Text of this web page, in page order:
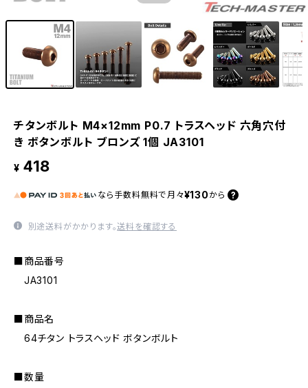
チタンボルト M4×12mm P0.7 トラスヘッド 六角穴付
き ボタンボルト ブロンズ 1個 JA3101
¥ 418
なら 手数料無料で 月々¥130 から
別途送料がかかります。送料を確認する
■商品番号
JA3101
■商品名
64チタン トラスヘッド ボタンボルト
■数量